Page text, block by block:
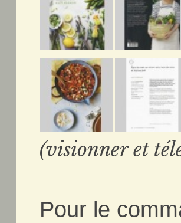
(visionner et
Pour le